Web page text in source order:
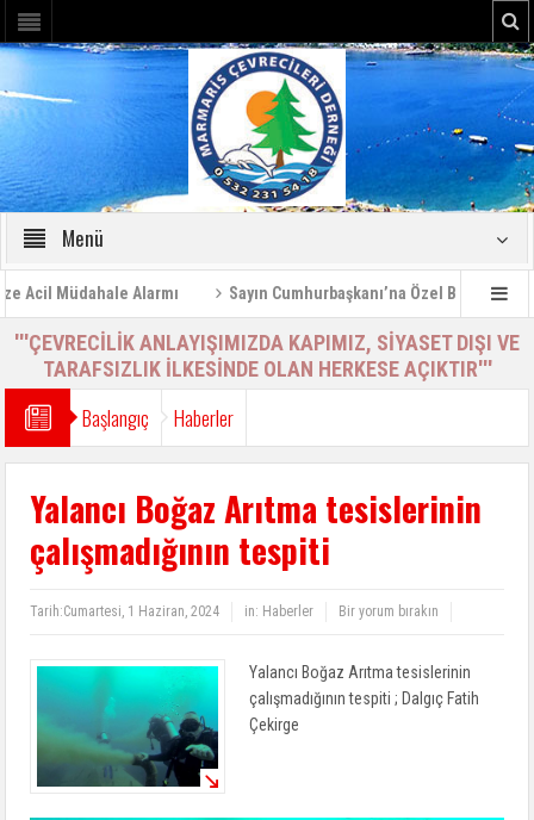
Menü
Müdahale Alarmı Sayın Cumhurbaşkanı’na Özel Bilgilendirme
'''ÇEVRECİLİK ANLAYIŞIMIZDA KAPIMIZ, SİYASET DIŞI VE
TARAFSIZLIK İLKESİNDE OLAN HERKESE AÇIKTIR'''
Başlangıç Haberler
Yalancı Boğaz Arıtma tesislerinin
çalışmadığının tespiti
Tarih:Cumartesi, 1 Haziran, 2024 in: Haberler Bir yorum bırakın
Yalancı Boğaz Arıtma tesislerinin
çalışmadığının tespiti ; Dalgıç Fatih
Çekirge